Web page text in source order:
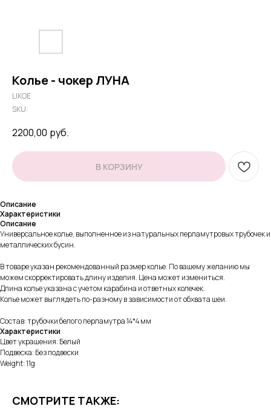
Колье - чокер ЛУНА
LIKOE
SKU:
2200,00 руб.
В КОРЗИНУ
Описание
Характеристики
Описание
Универсальное колье, выполненное из натуральных перламутровых трубочек и
металлических бусин.
В товаре указан рекомендованный размер колье. По вашему желанию мы
можем скорректировать длину изделия. Цена может измениться.
Длина колье указана с учетом карабина и ответных колечек.
Колье может выглядеть по-разному в зависимости от обхвата шеи.
Состав: трубочки белого перламутра 14*4 мм
Характеристики
Цвет украшения: Белый
Подвеска: Без подвески
Weight: 11g
СМОТРИТЕ ТАКЖЕ: